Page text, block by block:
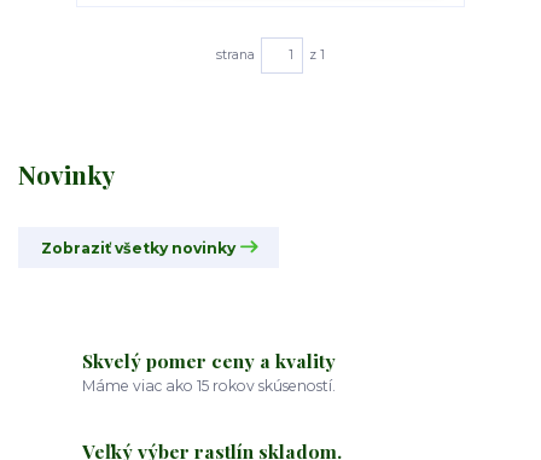
Novinky
Zobraziť všetky novinky
strana z 1
Skvelý pomer ceny a kvality
Máme viac ako 15 rokov skúseností.
Veľký výber rastlín skladom.